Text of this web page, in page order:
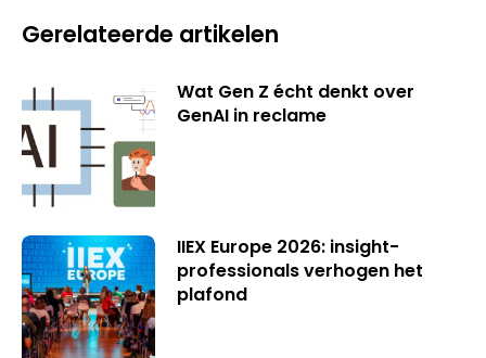
Gerelateerde artikelen
Wat Gen Z écht denkt over
GenAI in reclame
IIEX Europe 2026: insight-
professionals verhogen het
plafond